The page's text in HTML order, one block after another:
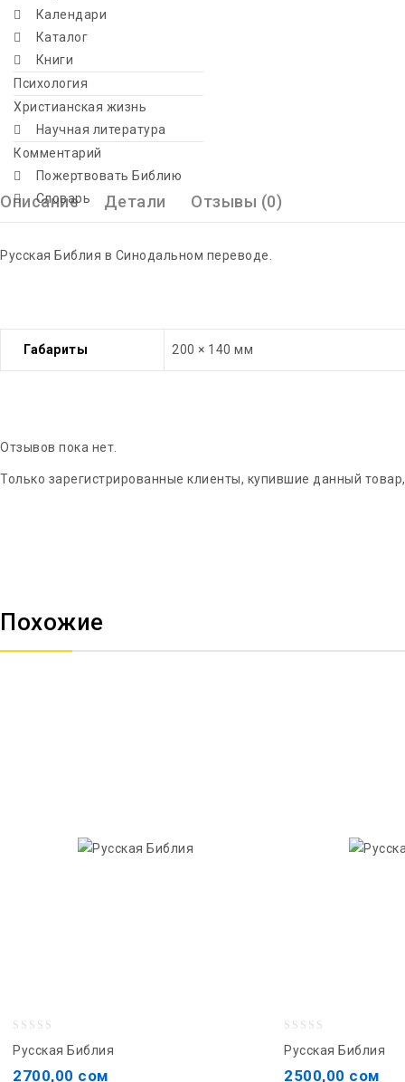
Календари
Каталог
Книги
Психология
Христианская жизнь
Научная литература
Комментарий
Пожертвовать Библию
Словарь
Описание Детали Отзывы (0)
Русская Библия в Синодальном переводе.
Габариты 200 × 140 мм
Отзывов пока нет.
Только зарегистрированные клиенты, купившие данный
Похожие
Русская Библия
2700,00 сом
Русская Библия
2500,00 сом